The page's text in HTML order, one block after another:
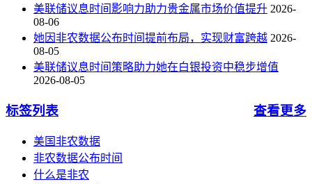
美联储议息时间影响力助力贵金属市场价值提升 2026-
08-06
她因非农数据公布时间提前布局，实现财富跨越 2026-
08-05
美联储议息时间策略助力她在白银投资中稳步增值
2026-08-05
标签列表 查看更多
美国非农数据
非农数据公布时间
什么是非农